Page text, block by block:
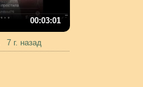
00:03:01
7 г. назад